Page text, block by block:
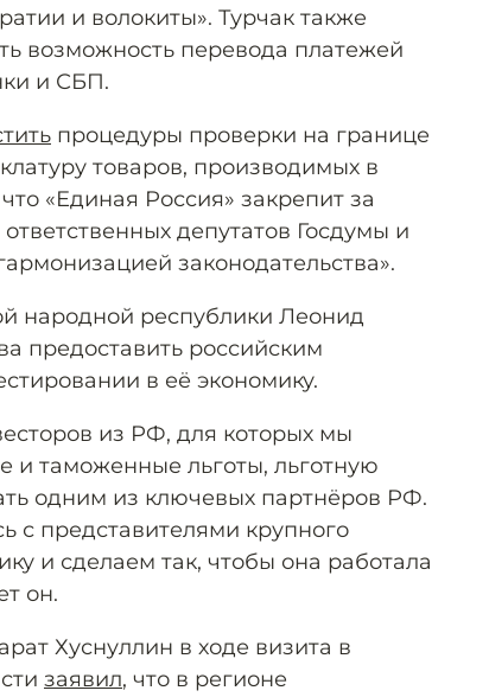
и волокиты». Турчак также
возможность перевода платежей
и СБП.
процедуры проверки на границе
товаров, производимых в
что «Единая Россия» закрепит за
депутатов Госдумы и
законодательства».
народной республики Леонид
предоставить российским
в её экономику.
из РФ, для которых мы
и таможенные льготы, льготную
одним из ключевых партнёров РФ.
с представителями крупного
и сделаем так, чтобы она работала
он.
Хуснуллин в ходе визита в
заявил, что в регионе